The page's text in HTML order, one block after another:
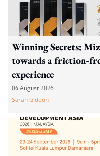
Winning Secrets:
towards a friction-
experience
06 August 2026
Sarah Gideon